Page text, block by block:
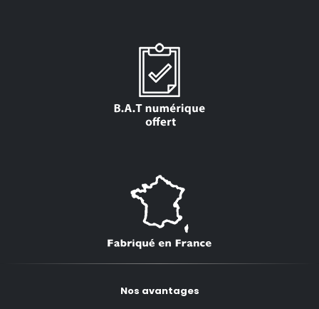
Nos avantages